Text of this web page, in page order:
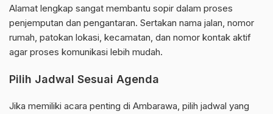
Alamat lengkap sangat membantu sopir dalam proses
penjemputan dan pengantaran. Sertakan nama jalan, nomor
rumah, patokan lokasi, kecamatan, dan nomor kontak aktif
agar proses komunikasi lebih mudah.
Pilih Jadwal Sesuai Agenda
Jika memiliki acara penting di Ambarawa, pilih jadwal yang